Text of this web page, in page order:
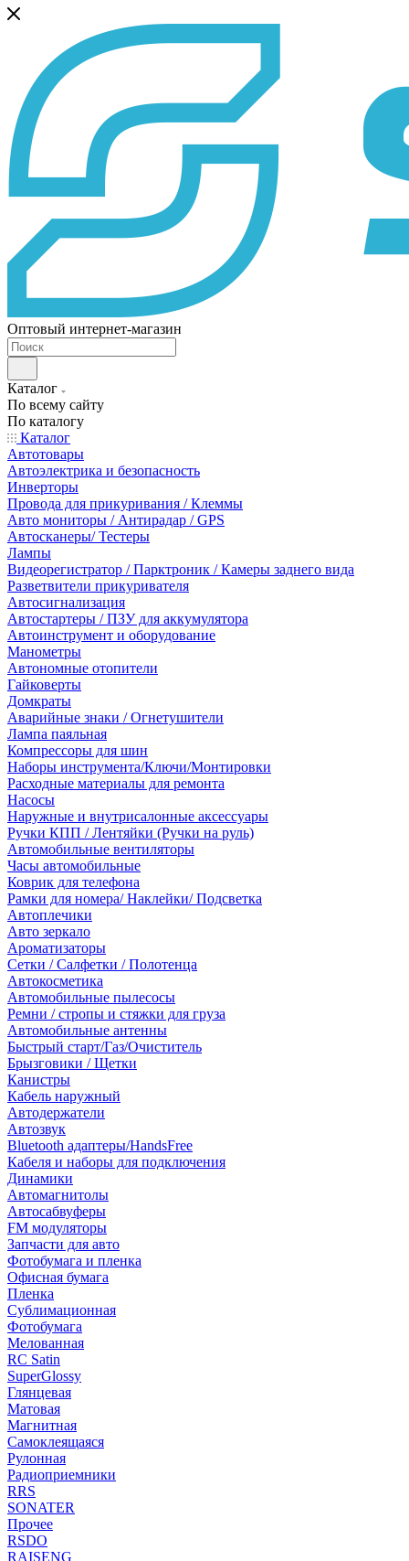
Оптовый интернет-магазин
Каталог
По всему сайту
По каталогу
Каталог
Автотовары
Автоэлектрика и безопасность
Инверторы
Провода для прикуривания / Клеммы
Авто мониторы / Антирадар / GPS
Автосканеры/ Тестеры
Лампы
Видеорегистратор / Парктроник / Камеры заднего вида
Разветвители прикуривателя
Автосигнализация
Автостартеры / ПЗУ для аккумулятора
Автоинструмент и оборудование
Манометры
Автономные отопители
Гайковерты
Домкраты
Аварийные знаки / Огнетушители
Лампа паяльная
Компрессоры для шин
Наборы инструмента/Ключи/Монтировки
Расходные материалы для ремонта
Насосы
Наружные и внутрисалонные аксессуары
Ручки КПП / Лентяйки (Ручки на руль)
Автомобильные вентиляторы
Часы автомобильные
Коврик для телефона
Рамки для номера/ Наклейки/ Подсветка
Автоплечики
Авто зеркало
Ароматизаторы
Сетки / Салфетки / Полотенца
Автокосметика
Автомобильные пылесосы
Ремни / стропы и стяжки для груза
Автомобильные антенны
Быстрый старт/Газ/Очиститель
Брызговики / Щетки
Канистры
Кабель наружный
Автодержатели
Автозвук
Bluetooth адаптеры/HandsFree
Кабеля и наборы для подключения
Динамики
Автомагнитолы
Автосабвуферы
FM модуляторы
Запчасти для авто
Фотобумага и пленка
Офисная бумага
Пленка
Сублимационная
Фотобумага
Мелованная
RC Satin
SuperGlossy
Глянцевая
Матовая
Магнитная
Самоклеящаяся
Рулонная
Радиоприемники
RRS
SONATER
Прочее
RSDO
RAISENG